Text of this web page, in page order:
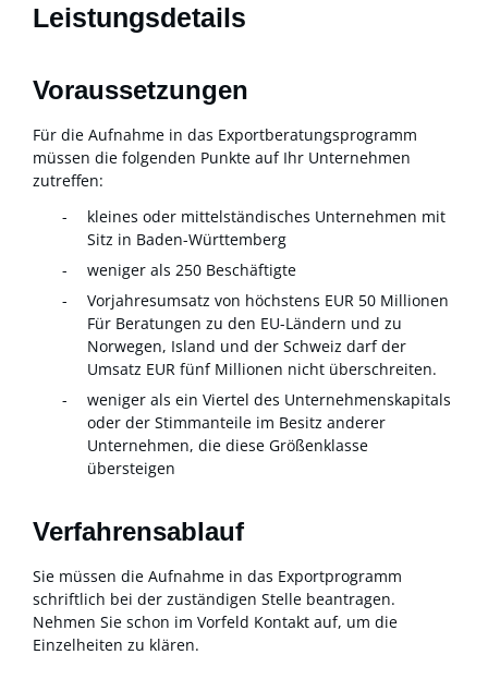
Leistungsdetails
Voraussetzungen
Für die Aufnahme in das Exportberatungsprogramm
müssen die folgenden Punkte auf Ihr Unternehmen
zutreffen:
kleines oder mittelständisches Unternehmen mit
Sitz in Baden-Württemberg
weniger als 250 Beschäftigte
Vorjahresumsatz von höchstens EUR 50 Millionen
Für Beratungen zu den EU-Ländern und zu
Norwegen, Island und der Schweiz darf der
Umsatz EUR fünf Millionen nicht überschreiten.
weniger als ein Viertel des Unternehmenskapitals
oder der Stimmanteile im Besitz anderer
Unternehmen, die diese Größenklasse
übersteigen
Verfahrensablauf
Sie müssen die Aufnahme in das Exportprogramm
schriftlich bei der zuständigen Stelle beantragen.
Nehmen Sie schon im Vorfeld Kontakt auf, um die
Einzelheiten zu klären.